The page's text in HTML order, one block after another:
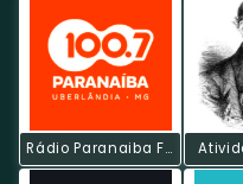
Rádio Paranaiba FM